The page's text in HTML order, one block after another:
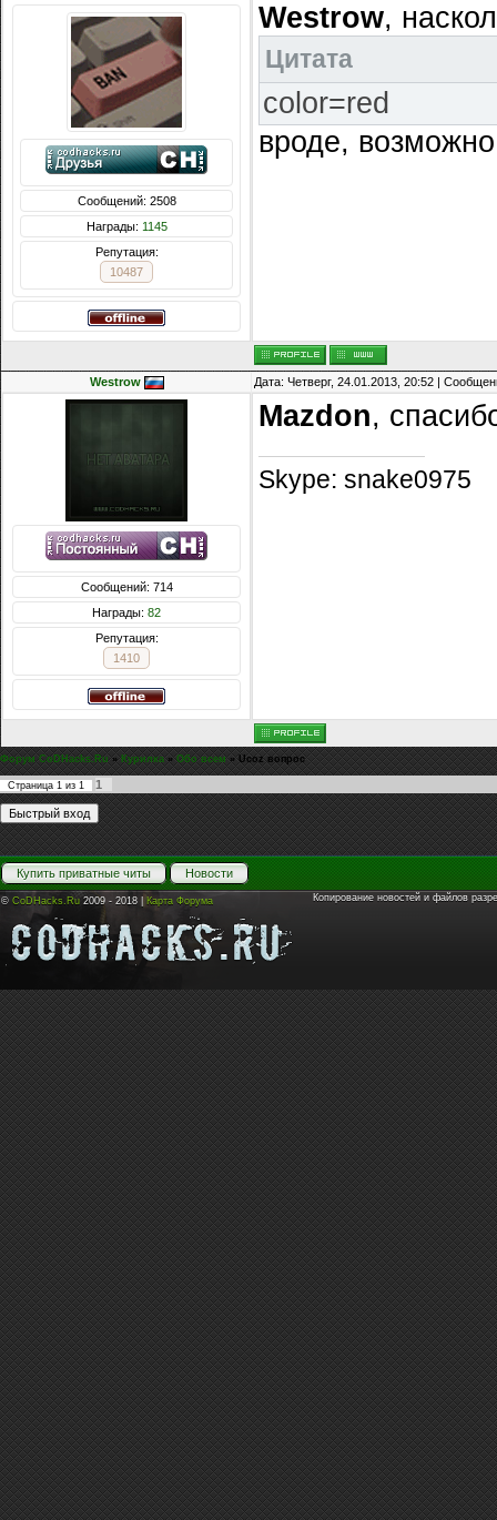
Сообщений: 2508
Награды: 1145
Репутация:
10487
Westrow,
Цитата
color=red
вроде,
Westrow Дата: Четверг, 24.01.2013, 20:52 |
Сообщений: 714
Награды: 82
Репутация:
1410
Mazdon,
Skype: snake0975
Форум CoDHacks.Ru » Курилка » Обо всем » Ucoz вопрос
Страница 1 из 1 1
Купить приватные читы Новости
© CoDHacks.Ru 2009 - 2018 | Карта Форума Копирование новостей и файлов